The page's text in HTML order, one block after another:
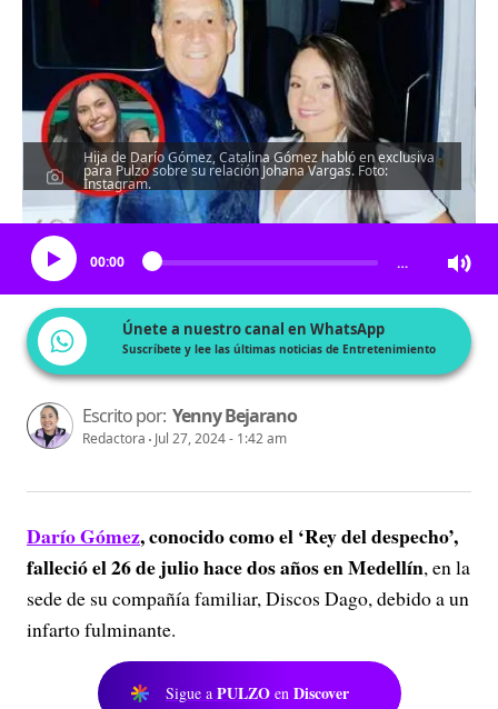
Hija de Darío Gómez, Catalina Gómez habló en exclusiva
para Pulzo sobre su relación Johana Vargas. Foto:
Instagram.
Escucha el artículo
00:00 …
Únete a nuestro canal en WhatsApp
Suscríbete y lee las últimas noticias de Entretenimiento
Escrito por: Yenny Bejarano
Redactora Jul 27, 2024 - 1:42 am
Darío Gómez, conocido como el ‘Rey del despecho’,
falleció el 26 de julio hace dos años en Medellín, en la
sede de su compañía familiar, Discos Dago, debido a un
infarto fulminante.
Sigue a PULZO en Discover